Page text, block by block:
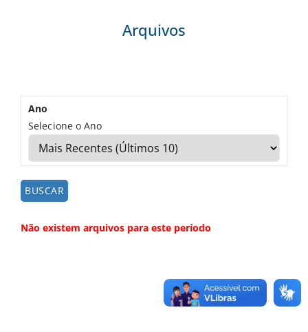
Arquivos
Ano
Selecione o Ano
Não existem arquivos para este período